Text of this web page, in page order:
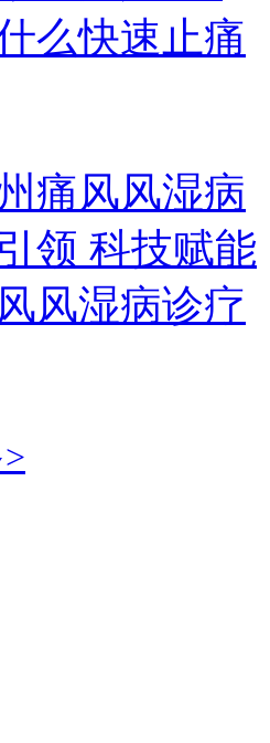
么快速止痛
痛风风湿病
领 科技赋能
风湿病诊疗